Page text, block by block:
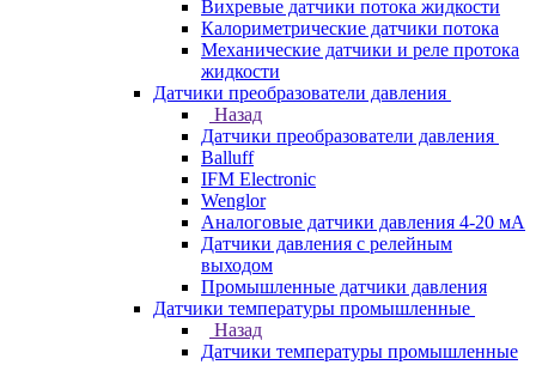
Вихревые датчики потока жидкости
Калориметрические датчики потока
Механические датчики и реле протока
жидкости
Датчики преобразователи давления
Назад
Датчики преобразователи давления
Balluff
IFM Electronic
Wenglor
Аналоговые датчики давления 4-20 мА
Датчики давления с релейным
выходом
Промышленные датчики давления
Датчики температуры промышленные
Назад
Датчики температуры промышленные